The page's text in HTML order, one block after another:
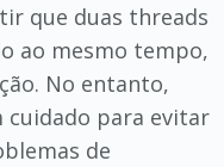
que duas threads
ao mesmo tempo,
No entanto,
cuidado para evitar
de